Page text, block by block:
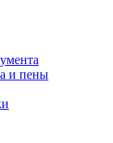
и пены